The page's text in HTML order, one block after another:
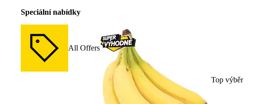
Speciální nabídky
All Offers
Top výběr